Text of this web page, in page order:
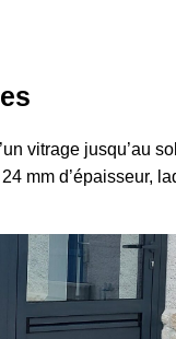
vitrage jusqu’au
mm